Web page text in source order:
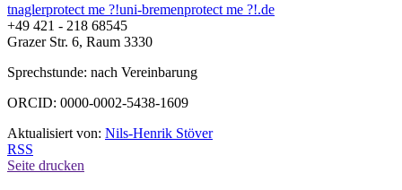
tnaglerprotect me ?!uni-bremenprotect me ?!.de
+49 421 - 218 68545
Grazer Str. 6, Raum 3330
Sprechstunde: nach Vereinbarung
ORCID: 0000-0002-5438-1609
Aktualisiert von: Nils-Henrik Stöver
RSS
Seite drucken